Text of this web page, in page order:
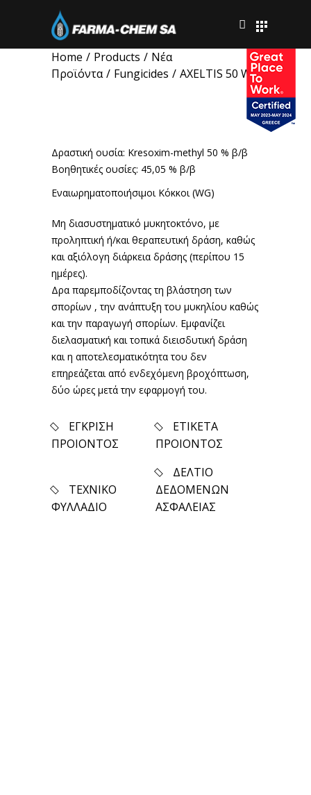
Home / Products / Νέα
Προϊόντα / Fungicides / AXELTIS 50 WG
Δραστική ουσία: Kresoxim-methyl 50 % β/β
Βοηθητικές ουσίες: 45,05 % β/β
Εναιωρηματοποιήσιμοι Κόκκοι (WG)
Μη διασυστηματικό μυκητοκτόνο, με
προληπτική ή/και θεραπευτική δράση, καθώς
και αξιόλογη διάρκεια δράσης (περίπου 15
ημέρες).
Δρα παρεμποδίζοντας τη βλάστηση των
σπορίων , την ανάπτυξη του μυκηλίου καθώς
και την παραγωγή σπορίων. Εμφανίζει
διελασματική και τοπικά διεισδυτική δράση
και η αποτελεσματικότητα του δεν
επηρεάζεται από ενδεχόμενη βροχόπτωση,
δύο ώρες μετά την εφαρμογή του.
ΕΓΚΡΙΣΗ
ΠΡΟΙΟΝΤΟΣ
ΕΤΙΚΕΤΑ
ΠΡΟΙΟΝΤΟΣ
ΤΕΧΝΙΚΟ
ΦΥΛΛΑΔΙΟ
ΔΕΛΤΙΟ
ΔΕΔΟΜΕΝΩΝ
ΑΣΦΑΛΕΙΑΣ